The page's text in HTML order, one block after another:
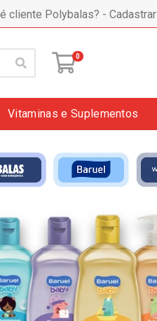
cliente Polybalas? - Cadastrar
0
Vitaminas e Suplementos